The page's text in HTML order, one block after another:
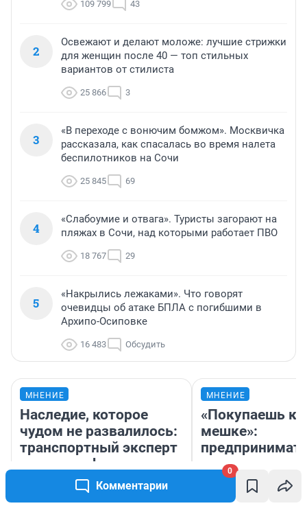
Комментарии
0
109 799 43
2
Освежают и делают моложе: лучшие стрижки
для женщин после 40 — топ стильных
вариантов от стилиста
25 866 3
3
«В переходе с вонючим бомжом». Москвичка
рассказала, как спасалась во время налета
беспилотников на Сочи
25 845 69
4
«Слабоумие и отвага». Туристы загорают на
пляжах в Сочи, над которыми работает ПВО
18 767 29
5
«Накрылись лежаками». Что говорят
очевидцы об атаке БПЛА с погибшими в
Архипо-Осиповке
16 483 Обсудить
МНЕНИЕ
Наследие, которое
чудом не развалилось:
транспортный эксперт
разнес миф о «вечных»
советских дорогах
МНЕНИЕ
«Покупаешь
мешке»:
рассказала,
самом деле
бизнес со